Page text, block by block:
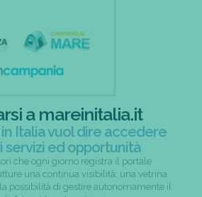
a mareinitalia.it
Italia vuol dire accedere
servizi ed opportunità
che ogni giorno registra il portale
una continua visibilità; una vetrina
possibilità di gestire autonomamente il